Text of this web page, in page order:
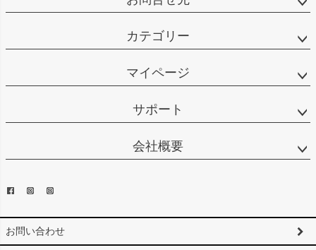
カテゴリー
マイページ
サポート
会社概要
お問い合わせ